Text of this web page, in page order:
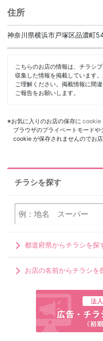
住所
神奈川県横浜市戸塚区品濃町
こちらのお店の情報は、チラシ
収集した情報を掲載しています
ご理解ください。掲載情報に間
ご報告をお願いします。
※お気に入りのお店の保存に cookie
ブラウザのプライベートモード
cookie が保存されませんのでお
チラシを探す
都道府県からチラシを探
お店の名前からチラシを